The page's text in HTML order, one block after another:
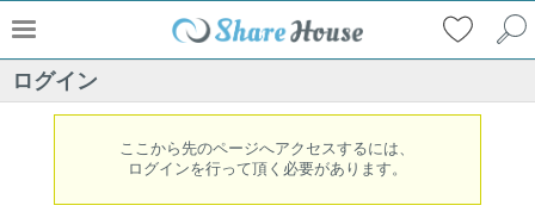
ログイン
ここから先のページへアクセスするには、
ログインを行って頂く必要があります。